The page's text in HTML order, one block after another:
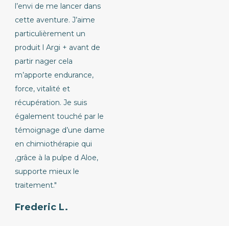
l’envi de me lancer dans
cette aventure. J’aime
particulièrement un
produit l Argi + avant de
partir nager cela
m’apporte endurance,
force, vitalité et
récupération. Je suis
également touché par le
témoignage d’une dame
en chimiothérapie qui
,grâce à la pulpe d Aloe,
supporte mieux le
traitement."
Frederic L.